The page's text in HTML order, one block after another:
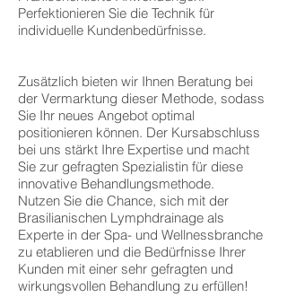
Perfektionieren Sie die Technik für
individuelle Kundenbedürfnisse.
Zusätzlich bieten wir Ihnen Beratung bei
der Vermarktung dieser Methode, sodass
Sie Ihr neues Angebot optimal
positionieren können. Der Kursabschluss
bei uns stärkt Ihre Expertise und macht
Sie zur gefragten Spezialistin für diese
innovative Behandlungsmethode.
Nutzen Sie die Chance, sich mit der
Brasilianischen Lymphdrainage als
Experte in der Spa- und Wellnessbranche
zu etablieren und die Bedürfnisse Ihrer
Kunden mit einer sehr gefragten und
wirkungsvollen Behandlung zu erfüllen!